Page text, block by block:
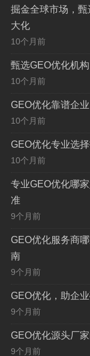
策都直接关系
析人口密度、
设施乃至区域
选址评估模型
错成本，最大
精细化客
“以用户为中心”
通过整合用户
据，构建出
信息，从而有
针对周边写字
时路况、配送
送时效，提升
掘金全球市场，
大化
10个月前
甄选GEO优化机
10个月前
GEO优化靠谱企
10个月前
GEO优化专业选
10个月前
专业GEO优化哪
准
9个月前
GEO优化服务商
南
9个月前
GEO优化，助企
9个月前
GEO优化源头厂
9个月前